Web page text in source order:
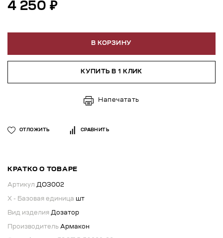
4 250 ₽
В КОРЗИНУ
КУПИТЬ В 1 КЛИК
Напечатать
ОТЛОЖИТЬ СРАВНИТЬ
КРАТКО О ТОВАРЕ
Артикул ДОЗ002
X - Базовая единица шт
Вид изделия Дозатор
Производитель Армакон